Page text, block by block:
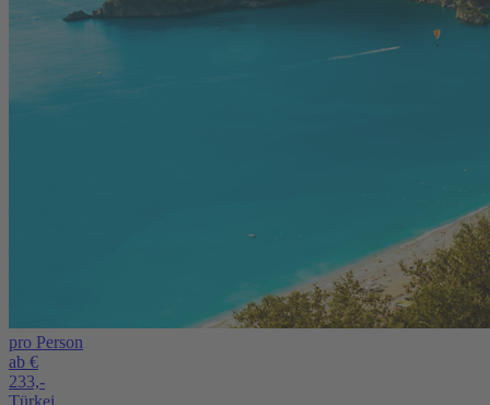
pro Person
ab €
233,-